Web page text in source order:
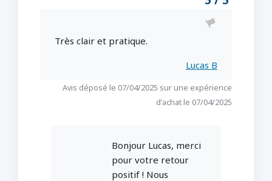
Très clair et pratique.
Lucas B
Avis déposé le 07/04/2025 sur une expérience
d'achat le 07/04/2025
Bonjour Lucas, merci
pour votre retour
positif ! Nous